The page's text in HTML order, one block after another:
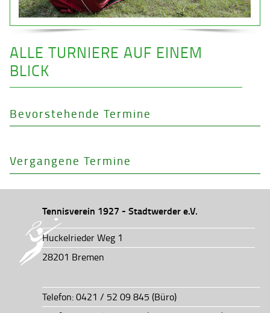
ALLE TURNIERE AUF EINEM
BLICK
Bevorstehende Termine
Vergangene Termine
Tennisverein 1927 - Stadtwerder e.V.
Huckelrieder Weg 1
28201 Bremen
Telefon: 0421 / 52 09 845 (Büro)